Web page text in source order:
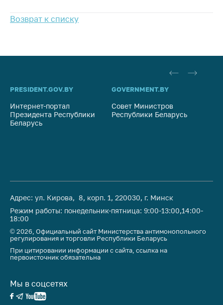
(отсутствия)
законодательства
обсуждение
проектов
ведения бизнеса
Рекомендации по
предотвращению
распространения
COVID-19 для
субъектов торговли,
общественного
питания, бытового
Обучение по
вопросам
Возврат к списку
PRESIDENT.GOV.BY
Интернет-портал
Президента Республики
Беларусь
GOVERNMENT.BY
Совет Министров
Республики Беларусь
Адрес: ул. Кирова, 8, корп. 1, 220030, г. Минск
Режим работы: понедельник-пятница: 9:00-13:00,14:00-
18:00
© 2026, Официальный сайт Министерства антимонопольного
регулирования и торговли Республики Беларусь
При цитировании информации с сайта, ссылка на
первоисточник обязательна
Мы в соцсетях